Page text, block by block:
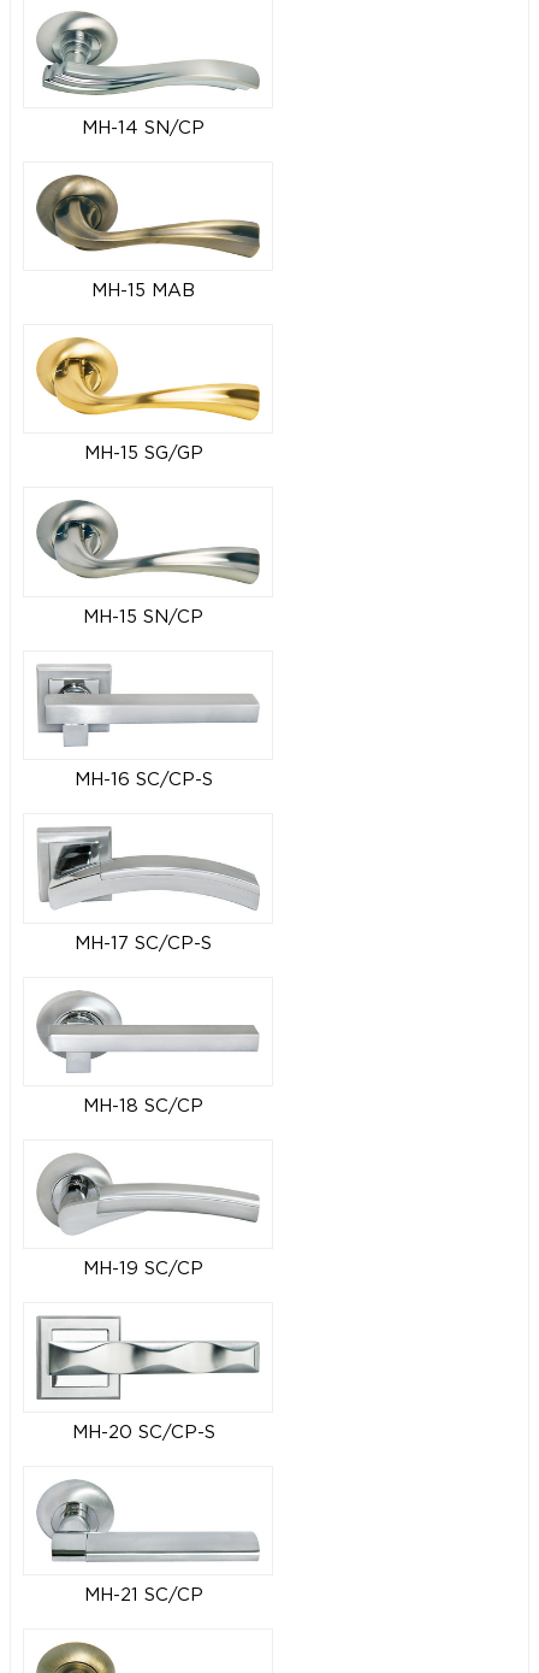
MH-14 SN/CP
MH-15 MAB
MH-15 SG/GP
MH-15 SN/CP
MH-16 SC/CP-S
MH-17 SC/CP-S
MH-18 SC/CP
MH-19 SC/CP
MH-20 SC/CP-S
MH-21 SC/CP